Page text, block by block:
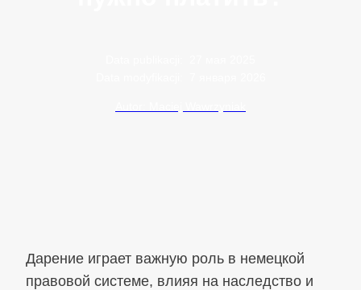
Дарение играет важную роль в немецкой
правовой системе, влияя на наследство и